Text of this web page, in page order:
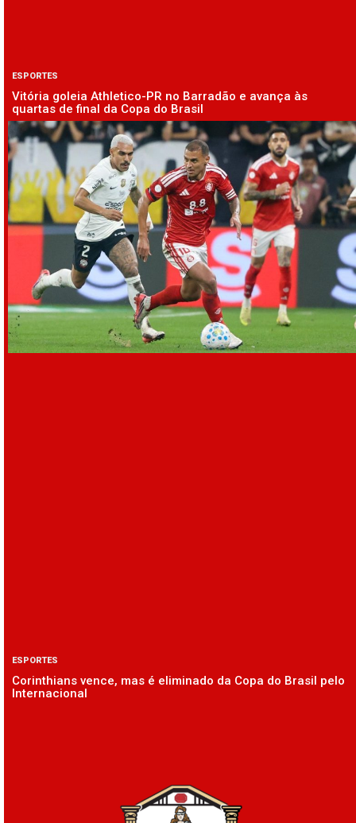
ESPORTES
Vitória goleia Athletico-PR no Barradão e avança às
quartas de final da Copa do Brasil
ESPORTES
Corinthians vence, mas é eliminado da Copa do Brasil pelo
Internacional